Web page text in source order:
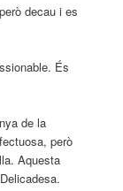
decau i es
És
de la
però
Aquesta